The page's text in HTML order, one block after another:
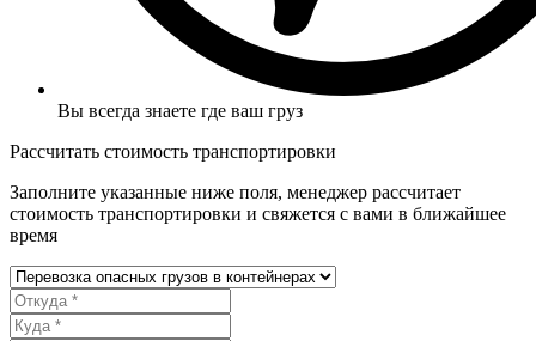
Вы всегда знаете где ваш груз
Рассчитать стоимость транспортировки
Заполните указанные ниже поля, менеджер рассчитает
стоимость транспортировки и свяжется с вами в ближайшее
время